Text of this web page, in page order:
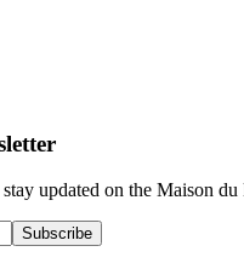
updated on the Maison
Subscribe